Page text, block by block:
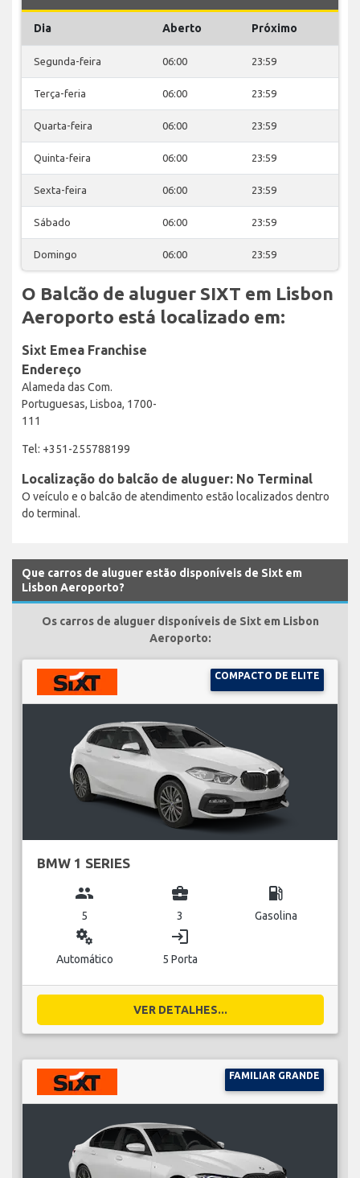
Dia Aberto Próximo
Segunda-feira 06:00 23:59
Terça-feria 06:00 23:59
Quarta-feira 06:00 23:59
Quinta-feira 06:00 23:59
Sexta-feira 06:00 23:59
Sábado 06:00 23:59
Domingo 06:00 23:59
O Balcão de aluguer SIXT em Lisbon
Aeroporto está localizado em:
Sixt Emea Franchise
Endereço
Alameda das Com.
Portuguesas, Lisboa, 1700-
111
Tel: +351-255788199
Localização do balcão de aluguer: No Terminal
O veículo e o balcão de atendimento estão localizados dentro
do terminal.
Que carros de aluguer estão disponíveis de Sixt em
Lisbon Aeroporto?
Os carros de aluguer disponíveis de Sixt em Lisbon
Aeroporto:
COMPACTO DE ELITE
BMW 1 SERIES
group
5
business_center
3
local_gas_station
Gasolina
miscellaneous_services
Automático
login
5 Porta
VER DETALHES...
FAMILIAR GRANDE